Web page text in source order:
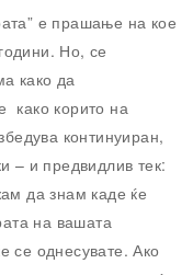
е прашање на кое
Но, се
како да
како корито на
континуиран,
– и предвидлив тек:
да знам каде ќе
на вашата
се однесувате. Ако